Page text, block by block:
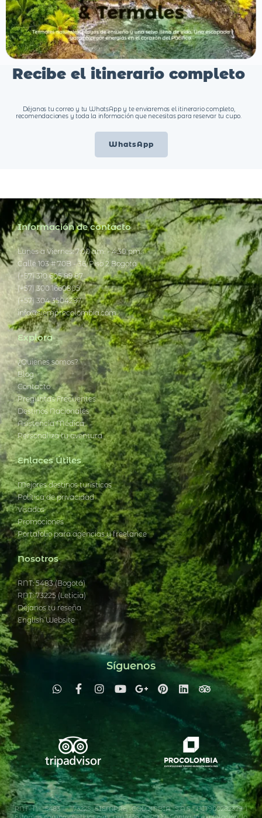
Recibe el itinerario completo
Déjanos tu correo y tu WhatsApp y te enviaremos el itinerario completo,
recomendaciones y toda la información que necesitas para reservar tu cupo.
WhatsApp
Información de contacto
Lunes a Viernes: 7:00 am. - 4:30 pm.
Calle 103 # 70B - 36, Piso 2 Bogotá
(+57) 310 605 89 87
(+57) 300 1660805
(+57) 304 3504297
info@siemprecolombia.com
Explora
¿Quienes somos?
Blog
Contacto
Preguntas Frecuentes
Destinos Nacionales
Asistencia Médica
Personaliza tu aventura
Enlaces Útiles
Mejores destinos turísticos
Política de privacidad
Visados
Promociones
Portafolio para agencias y freelance
Nosotros
RNT: 5483 (Bogotá)
RNT: 73225 (Leticia)
Déjanos tu reseña
English Website
Síguenos
RNT N° 5483 – 73225 SIEMPRE COLOMBIA S.A.S. NIT900282329-1